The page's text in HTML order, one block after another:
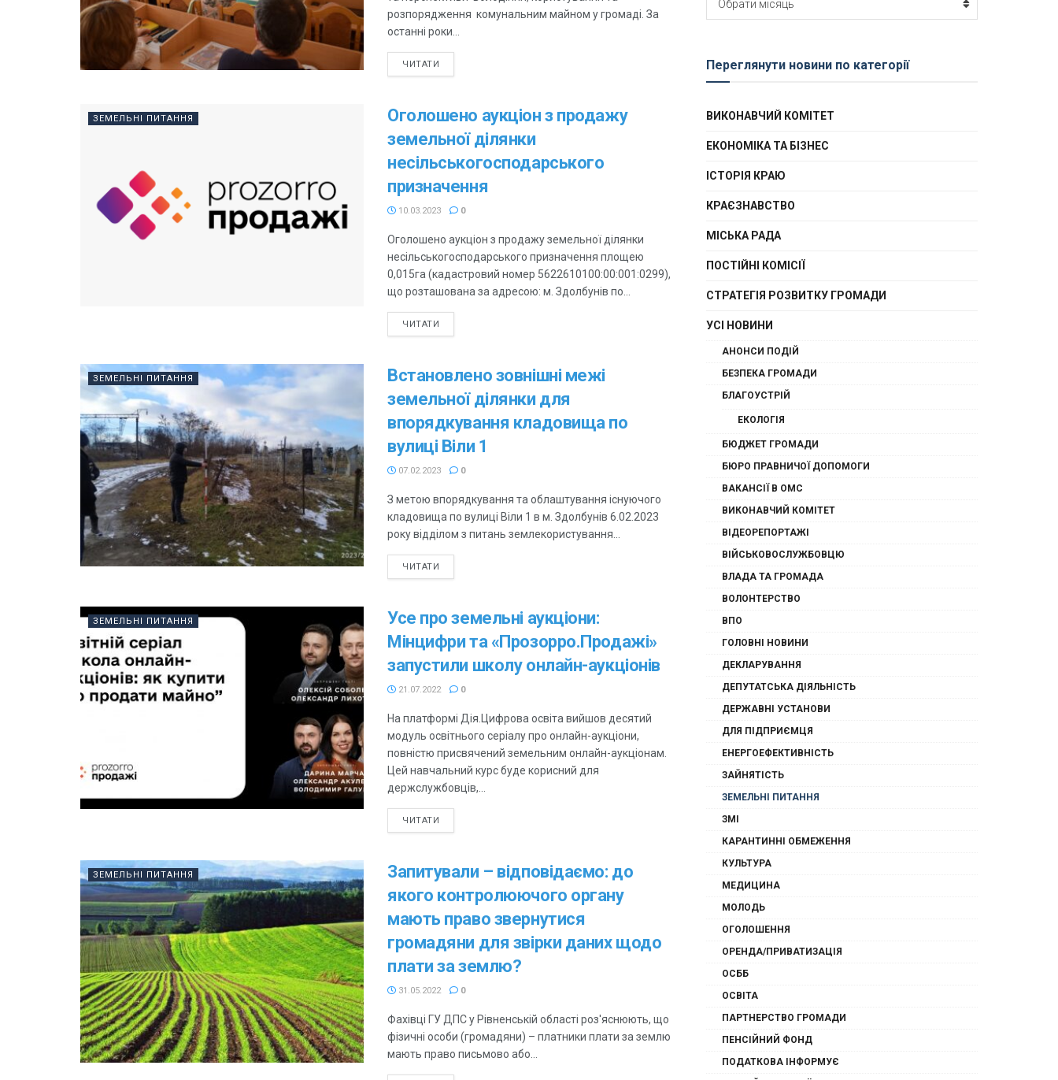
розпорядження комунальним майном у громаді. За
останні роки...
ЧИТАТИ
ЗЕМЕЛЬНІ ПИТАННЯ
Оголошено аукціон з продажу
земельної ділянки
несільськогосподарського
призначення
10.03.2023 0
Оголошено аукціон з продажу земельної ділянки
несільськогосподарського призначення площею
0,015га (кадастровий номер 5622610100:00:001:0299),
що розташована за адресою: м. Здолбунів по...
ЧИТАТИ
ЗЕМЕЛЬНІ ПИТАННЯ
Встановлено зовнішні межі
земельної ділянки для
впорядкування кладовища по
вулиці Віли 1
07.02.2023 0
З метою впорядкування та облаштування існуючого
кладовища по вулиці Віли 1 в м. Здолбунів 6.02.2023
року відділом з питань землекористування...
ЧИТАТИ
ЗЕМЕЛЬНІ ПИТАННЯ
Усе про земельні аукціони:
Мінцифри та «Прозорро.Продажі»
запустили школу онлайн-аукціонів
21.07.2022 0
На платформі Дія.Цифрова освіта вийшов десятий
модуль освітнього серіалу про онлайн-аукціони,
повністю присвячений земельним онлайн-аукціонам.
Цей навчальний курс буде корисний для
держслужбовців,...
ЧИТАТИ
ЗЕМЕЛЬНІ ПИТАННЯ
Запитували – відповідаємо: до
якого контролюючого органу
мають право звернутися
громадяни для звірки даних щодо
плати за землю?
31.05.2022 0
Фахівці ГУ ДПС у Рівненській області роз'яснюють, що
фізичні особи (громадяни) – платники плати за землю
мають право письмово або...
новин
Обрати місяць
Переглянути новини по категорії
ВИКОНАВЧИЙ КОМІТЕТ
ЕКОНОМІКА ТА БІЗНЕС
ІСТОРІЯ КРАЮ
КРАЄЗНАВСТВО
МІСЬКА РАДА
ПОСТІЙНІ КОМІСІЇ
СТРАТЕГІЯ РОЗВИТКУ ГРОМАДИ
УСІ НОВИНИ
АНОНСИ ПОДІЙ
БЕЗПЕКА ГРОМАДИ
БЛАГОУСТРІЙ
ЕКОЛОГІЯ
БЮДЖЕТ ГРОМАДИ
БЮРО ПРАВНИЧОЇ ДОПОМОГИ
ВАКАНСІЇ В ОМС
ВИКОНАВЧИЙ КОМІТЕТ
ВІДЕОРЕПОРТАЖІ
ВІЙСЬКОВОСЛУЖБОВЦЮ
ВЛАДА ТА ГРОМАДА
ВОЛОНТЕРСТВО
ВПО
ГОЛОВНІ НОВИНИ
ДЕКЛАРУВАННЯ
ДЕПУТАТСЬКА ДІЯЛЬНІСТЬ
ДЕРЖАВНІ УСТАНОВИ
ДЛЯ ПІДПРИЄМЦЯ
ЕНЕРГОЕФЕКТИВНІСТЬ
ЗАЙНЯТІСТЬ
ЗЕМЕЛЬНІ ПИТАННЯ
ЗМІ
КАРАНТИННІ ОБМЕЖЕННЯ
КУЛЬТУРА
МЕДИЦИНА
МОЛОДЬ
ОГОЛОШЕННЯ
ОРЕНДА/ПРИВАТИЗАЦІЯ
ОСББ
ОСВІТА
ПАРТНЕРСТВО ГРОМАДИ
ПЕНСІЙНИЙ ФОНД
ПОДАТКОВА ІНФОРМУЄ